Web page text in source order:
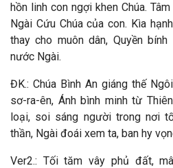
hồn linh con ngợi khen Chúa.
Ngài Cứu Chúa của con. Kìa
thay cho muôn dân, Quyền
nước Ngài.
ĐK.: Chúa Bình An giáng thế
sơ-ra-ên, Ánh bình minh từ
loại, soi sáng người trong nơi
thần, Ngài đoái xem ta, ban hy
Ver2.: Tối tăm vây phủ đất,